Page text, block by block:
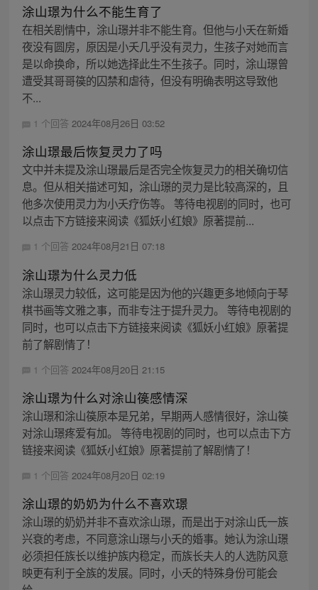
涂山璟为什么不能生育了
在相关剧情中，涂山璟并非不能生育。但他与小夭在新婚
夜没有圆房，原因是小夭几乎没有灵力，生孩子对她而言
是以命换命，所以她选择此生不生孩子。同时，涂山璟曾
遭受其哥哥篌的囚禁和虐待，但没有明确表明这导致他
不...
1 个回答 2024年08月26日 03:52
涂山璟最后恢复灵力了吗
文中并未提及涂山璟最后是否完全恢复灵力的相关确切信
息。但从相关描述可知，涂山璟的灵力是比较高深的，且
他多次使用灵力为小夭疗伤等。 等待电视剧的同时，也可
以点击下方链接来阅读《狐妖小红娘》原著提前...
1 个回答 2024年08月21日 07:18
涂山璟为什么灵力低
涂山璟灵力较低，这可能是因为他的兴趣更多地倾向于琴
棋书画等文雅之事，而非专注于提升灵力。 等待电视剧的
同时，也可以点击下方链接来阅读《狐妖小红娘》原著提
前了解剧情了！
1 个回答 2024年08月20日 21:15
涂山璟为什么对涂山篌感情深
涂山璟和涂山篌原本是兄弟，早期两人感情很好，涂山篌
对涂山璟疼爱有加。 等待电视剧的同时，也可以点击下方
链接来阅读《狐妖小红娘》原著提前了解剧情了！
1 个回答 2024年08月20日 02:19
涂山璟的奶奶为什么不喜欢璟
涂山璟的奶奶并非不喜欢涂山璟，而是出于对涂山氏一族
兴衰的考虑，不同意涂山璟与小夭的婚事。她认为涂山璟
必须担任族长以维护族内稳定，而族长夫人的人选防风意
映更有利于全族的发展。同时，小夭的特殊身份可能会